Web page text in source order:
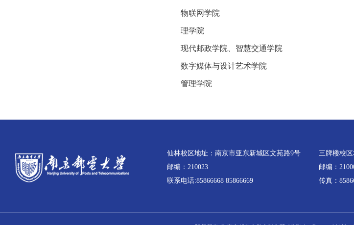
物联网学院
理学院
现代邮政学院、智慧交通学院
数字媒体与设计艺术学院
管理学院
仙林校区地址：南京市亚东新城区文苑路9号
邮编：210023
联系电话:85866668 85866669
三牌楼校
邮编：
传真：